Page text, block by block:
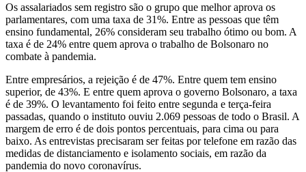
Os assalariados sem registro são o grupo que melhor aprova os
parlamentares, com uma taxa de 31%. Entre as pessoas que têm
ensino fundamental, 26% consideram seu trabalho ótimo ou bom. A
taxa é de 24% entre quem aprova o trabalho de Bolsonaro no
combate à pandemia.
Entre empresários, a rejeição é de 47%. Entre quem tem ensino
superior, de 43%. E entre quem aprova o governo Bolsonaro, a taxa
é de 39%. O levantamento foi feito entre segunda e terça-feira
passadas, quando o instituto ouviu 2.069 pessoas de todo o Brasil. A
margem de erro é de dois pontos percentuais, para cima ou para
baixo. As entrevistas precisaram ser feitas por telefone em razão das
medidas de distanciamento e isolamento sociais, em razão da
pandemia do novo coronavírus.